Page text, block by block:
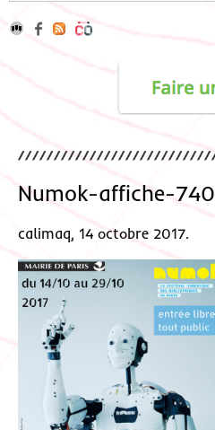
Numok-affiche-740
calimaq, 14 octobre 2017.